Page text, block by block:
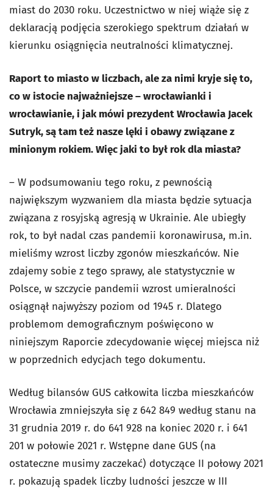
miast do 2030 roku. Uczestnictwo w niej wiąże się z
deklaracją podjęcia szerokiego spektrum działań w
kierunku osiągnięcia neutralności klimatycznej.
Raport to miasto w liczbach, ale za nimi kryje się to,
co w istocie najważniejsze – wrocławianki i
wrocławianie, i jak mówi prezydent Wrocławia Jacek
Sutryk, są tam też nasze lęki i obawy związane z
minionym rokiem. Więc jaki to był rok dla miasta?
– W podsumowaniu tego roku, z pewnością
największym wyzwaniem dla miasta będzie sytuacja
związana z rosyjską agresją w Ukrainie. Ale ubiegły
rok, to był nadal czas pandemii koronawirusa, m.in.
mieliśmy wzrost liczby zgonów mieszkańców. Nie
zdajemy sobie z tego sprawy, ale statystycznie w
Polsce, w szczycie pandemii wzrost umieralności
osiągnął najwyższy poziom od 1945 r. Dlatego
problemom demograficznym poświęcono w
niniejszym Raporcie zdecydowanie więcej miejsca niż
w poprzednich edycjach tego dokumentu.
Według bilansów GUS całkowita liczba mieszkańców
Wrocławia zmniejszyła się z 642 849 według stanu na
31 grudnia 2019 r. do 641 928 na koniec 2020 r. i 641
201 w połowie 2021 r. Wstępne dane GUS (na
ostateczne musimy zaczekać) dotyczące II połowy 2021
r. pokazują spadek liczby ludności jeszcze w III